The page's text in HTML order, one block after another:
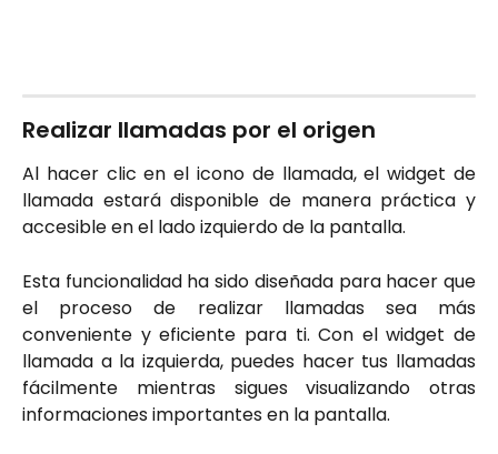
Realizar llamadas por el origen
Al hacer clic en el icono de llamada, el widget de
llamada estará disponible de manera práctica y
accesible en el lado izquierdo de la pantalla.
Esta funcionalidad ha sido diseñada para hacer que
el proceso de realizar llamadas sea más
conveniente y eficiente para ti. Con el widget de
llamada a la izquierda, puedes hacer tus llamadas
fácilmente mientras sigues visualizando otras
informaciones importantes en la pantalla.